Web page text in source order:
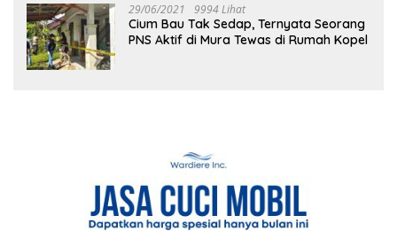
29/06/2021 9994 Lihat
Cium Bau Tak Sedap, Ternyata Seorang
PNS Aktif di Mura Tewas di Rumah Kopel